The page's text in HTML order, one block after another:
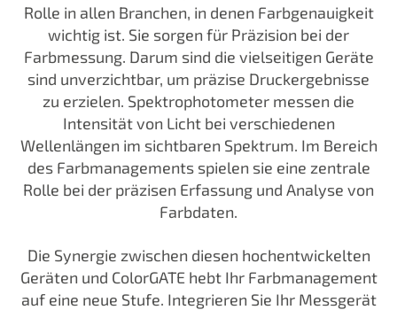
Rolle in allen Branchen, in denen Farbgenauigkeit
wichtig ist. Sie sorgen für Präzision bei der
Farbmessung. Darum sind die vielseitigen Geräte
sind unverzichtbar, um präzise Druckergebnisse
zu erzielen. Spektrophotometer messen die
Intensität von Licht bei verschiedenen
Wellenlängen im sichtbaren Spektrum. Im Bereich
des Farbmanagements spielen sie eine zentrale
Rolle bei der präzisen Erfassung und Analyse von
Farbdaten.
Die Synergie zwischen diesen hochentwickelten
Geräten und ColorGATE hebt Ihr Farbmanagement
auf eine neue Stufe. Integrieren Sie Ihr Messgerät